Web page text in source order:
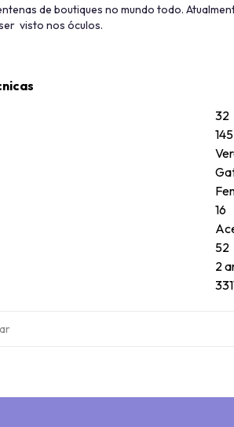
de boutiques no mundo todo.
visto nos óculos.
32
145
16
52
2